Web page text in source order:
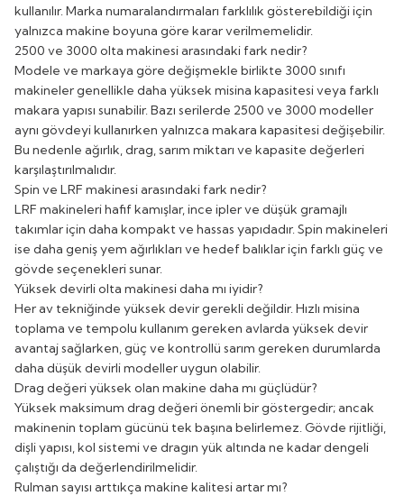
kullanılır. Marka numaralandırmaları farklılık gösterebildiği için
yalnızca makine boyuna göre karar verilmemelidir.
2500 ve 3000 olta makinesi arasındaki fark nedir?
Modele ve markaya göre değişmekle birlikte 3000 sınıfı
makineler genellikle daha yüksek misina kapasitesi veya farklı
makara yapısı sunabilir. Bazı serilerde 2500 ve 3000 modeller
aynı gövdeyi kullanırken yalnızca makara kapasitesi değişebilir.
Bu nedenle ağırlık, drag, sarım miktarı ve kapasite değerleri
karşılaştırılmalıdır.
Spin ve LRF makinesi arasındaki fark nedir?
LRF makineleri hafif kamışlar, ince ipler ve düşük gramajlı
takımlar için daha kompakt ve hassas yapıdadır. Spin makineleri
ise daha geniş yem ağırlıkları ve hedef balıklar için farklı güç ve
gövde seçenekleri sunar.
Yüksek devirli olta makinesi daha mı iyidir?
Her av tekniğinde yüksek devir gerekli değildir. Hızlı misina
toplama ve tempolu kullanım gereken avlarda yüksek devir
avantaj sağlarken, güç ve kontrollü sarım gereken durumlarda
daha düşük devirli modeller uygun olabilir.
Drag değeri yüksek olan makine daha mı güçlüdür?
Yüksek maksimum drag değeri önemli bir göstergedir; ancak
makinenin toplam gücünü tek başına belirlemez. Gövde rijitliği,
dişli yapısı, kol sistemi ve dragın yük altında ne kadar dengeli
çalıştığı da değerlendirilmelidir.
Rulman sayısı arttıkça makine kalitesi artar mı?